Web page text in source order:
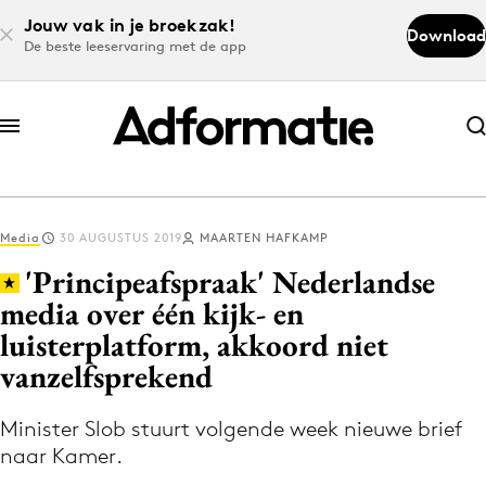
Jouw vak in je broekzak!
De beste leeservaring met de app
Download
Abonneer nu
Abonneer nu
Log in
Download de app
Volg het laatste nieuws via de Adformatie
Nieuws app
Media 30 AUGUSTUS 2019 MAARTEN HAFKAMP
'Principeafspraak' Nederlandse
media over één kijk- en
luisterplatform, akkoord niet
vanzelfsprekend
Minister Slob stuurt volgende week nieuwe brief
naar Kamer.